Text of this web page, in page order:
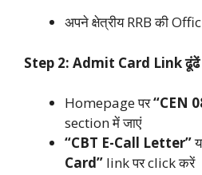
अपने क्षेत्रीय RRB की
Step 2: Admit Card Link ढूंढें
Homepage पर“CEN
section में जाएं
“CBT E-Call Letter”
Card” link पर click करें